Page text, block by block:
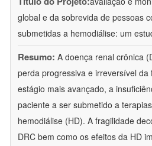
global e da sobrevida de pessoas
submetidas a hemodiálise: um
Resumo: A doença renal crônica
perda progressiva e irreversível da
estágio mais avançado, a
paciente a ser submetido a
hemodiálise (HD). A fragilidade
DRC bem como os efeitos da HD